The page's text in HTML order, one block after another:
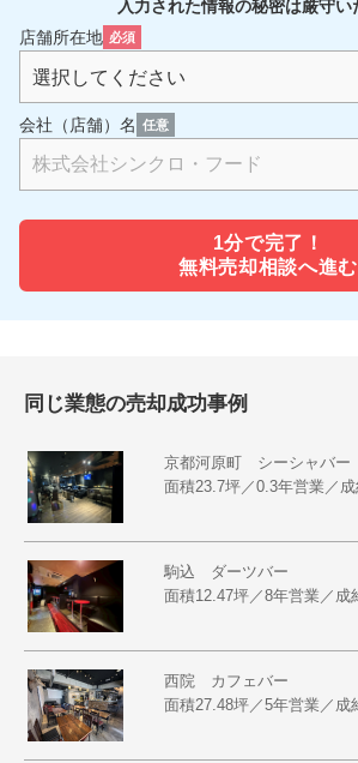
入力された情報の秘密は厳守い
店舗所在地 必須
会社（店舗）名 任意
1分で完了！
無料売却相談へ進む
同じ業態の売却成功事例
京都河原町 シーシャバー
面積23.7坪／0.3年営業／
駒込 ダーツバー
面積12.47坪／8年営業／成
西院 カフェバー
面積27.48坪／5年営業／成